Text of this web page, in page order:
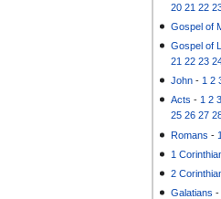
20 21 22
Gospel of
Gospel of
21 22 23
John - 1 2
Acts -1 2
25 26 27
Romans -
1
2
Galatians